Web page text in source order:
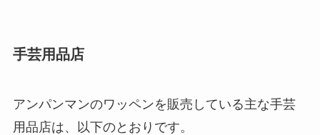
手芸用品店
アンパンマンのワッペンを販売している主な手芸
用品店は、以下のとおりです。